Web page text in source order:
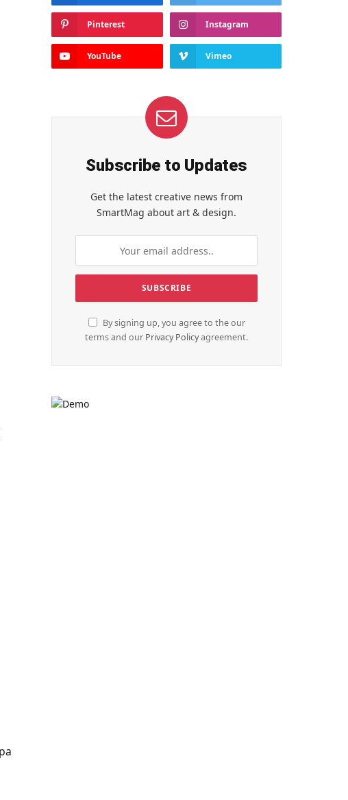
Pinterest Instagram
YouTube Vimeo
Subscribe to Updates
Get the latest creative news from
SmartMag about art & design.
By signing up, you agree to the our
terms and our Privacy Policyagreement.